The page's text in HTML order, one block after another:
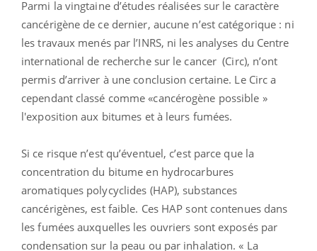
Parmi la vingtaine d’études réalisées sur le caractère
cancérigène de ce dernier, aucune n’est catégorique : ni
les travaux menés par l’INRS, ni les analyses du Centre
international de recherche sur le cancer (Circ), n’ont
permis d’arriver à une conclusion certaine. Le Circ a
cependant classé comme «cancérogène possible »
l'exposition aux bitumes et à leurs fumées.
Si ce risque n’est qu’éventuel, c’est parce que la
concentration du bitume en hydrocarbures
aromatiques polycyclides (HAP), substances
cancérigènes, est faible. Ces HAP sont contenues dans
les fumées auxquelles les ouvriers sont exposés par
condensation sur la peau ou par inhalation. « La